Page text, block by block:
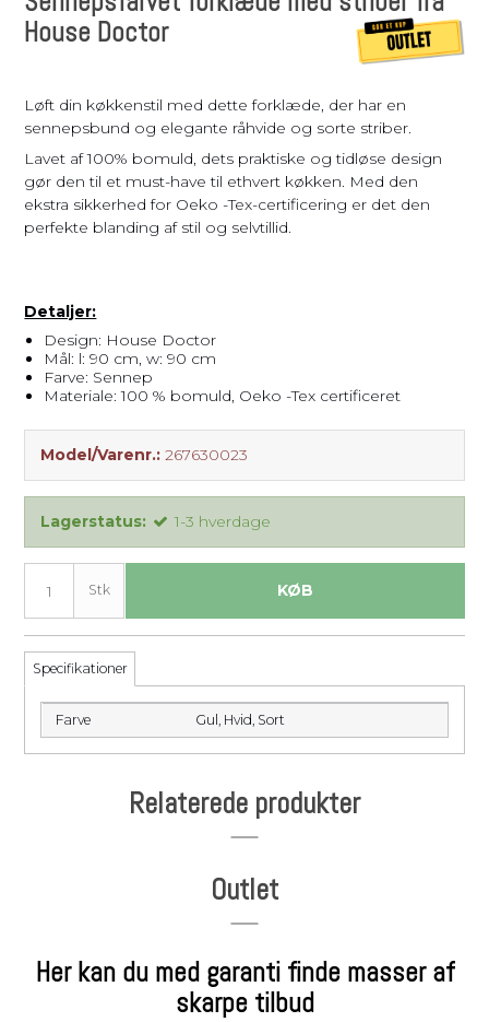
House Doctor
Løft din køkkenstil med dette forklæde, der har en
sennepsbund og elegante råhvide og sorte striber.
Lavet af 100% bomuld, dets praktiske og tidløse design
gør den til et must-have til ethvert køkken. Med den
ekstra sikkerhed for Oeko -Tex-certificering er det den
perfekte blanding af stil og selvtillid.
Detaljer:
Design: House Doctor
Mål: l: 90 cm, w: 90 cm
Farve: Sennep
Materiale: 100 % bomuld, Oeko -Tex certificeret
Model/Varenr.: 267630023
Lagerstatus: 1-3 hverdage
Stk KØB
Specifikationer
Farve Gul, Hvid, Sort
Relaterede produkter
Outlet
Her kan du med garanti finde masser af
skarpe tilbud